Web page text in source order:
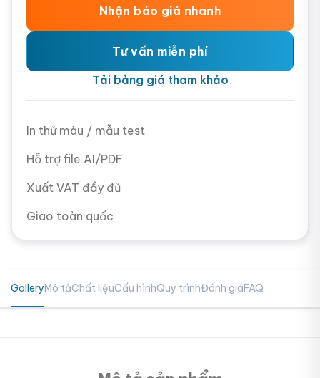
Nhận báo giá nhanh
Tư vấn miễn phí
Tải bảng giá tham khảo
In thử màu / mẫu test
Hỗ trợ file AI/PDF
Xuất VAT đầy đủ
Giao toàn quốc
GalleryMô tảChất liệuCấu hìnhQuy trìnhĐánh giáFAQ